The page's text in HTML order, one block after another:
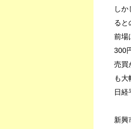
し
ると
前場
300
売買
も大
日経
新興